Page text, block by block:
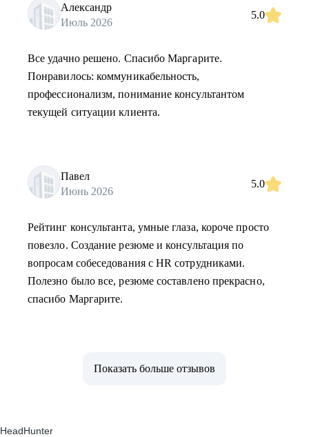
Александр
Июль 2026
5.0
Все удачно решено. Спасибо Маргарите.
Понравилось: коммуникабельность,
профессионализм, понимание консультантом
текущей ситуации клиента.
Павел
Июнь 2026
5.0
Рейтинг консультанта, умные глаза, короче просто
повезло. Создание резюме и консультация по
вопросам собеседования с HR сотрудниками.
Полезно было все, резюме составлено прекрасно,
спасибо Маргарите.
Показать больше отзывов
HeadHunter